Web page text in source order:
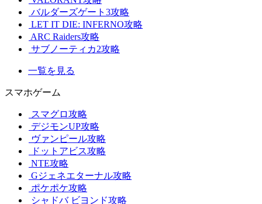
バルダーズゲート3攻略
LET IT DIE: INFERNO攻略
ARC Raiders攻略
サブノーティカ2攻略
一覧を見る
スマホゲーム
スマグロ攻略
デジモンUP攻略
ヴァンピール攻略
ドットアビス攻略
NTE攻略
Gジェネエターナル攻略
ポケポケ攻略
シャドバ ビヨンド攻略